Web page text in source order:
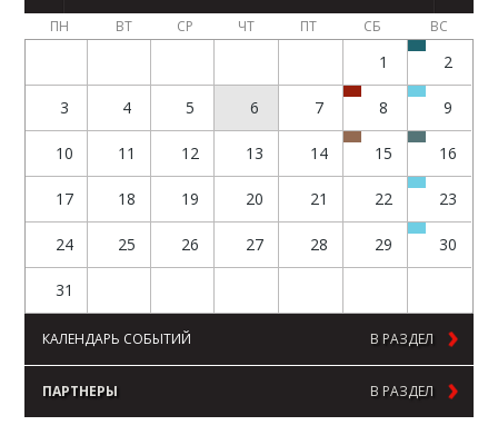
ПН ВТ СР ЧТ ПТ СБ ВС
1 2
3 4 5 6 7 8 9
10 11 12 13 14 15 16
17 18 19 20 21 22 23
24 25 26 27 28 29 30
31
КАЛЕНДАРЬ СОБЫТИЙ В РАЗДЕЛ
ПАРТНЕРЫ В РАЗДЕЛ